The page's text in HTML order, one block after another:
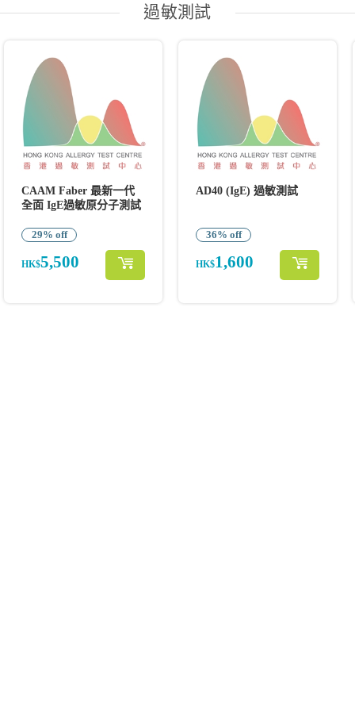
過敏測試
CAAM Faber 最新一代
全面 IgE過敏原分子測試
29% off
HK$5,500
AD40 (IgE) 過敏測試
36% off
HK$1,600